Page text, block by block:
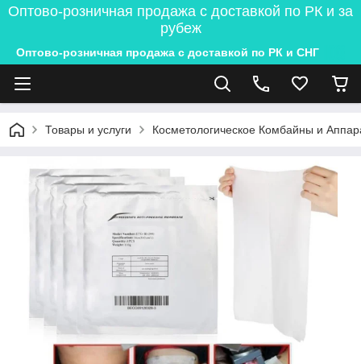
Оптово-розничная продажа с доставкой по РК и за
рубеж
Оптово-розничная продажа с доставкой по РК и СНГ
Товары и услуги Косметологическое Комбайны и